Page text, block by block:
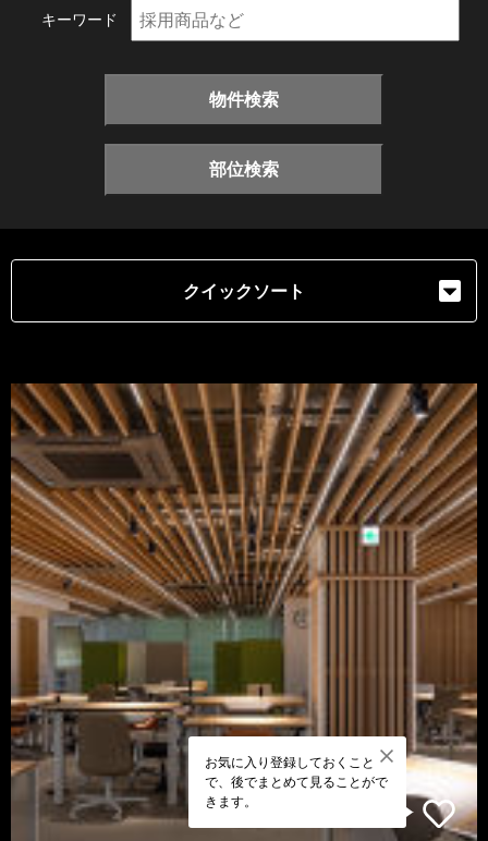
キーワード
物件検索
部位検索
クイックソート
お気に入り登録しておくこと
で、後でまとめて見ることがで
きます。